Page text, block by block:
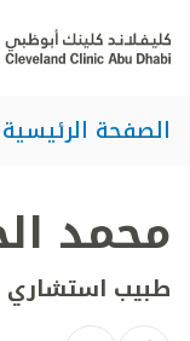
الصفحة الرئيسية
محمد
طبيب استشاري